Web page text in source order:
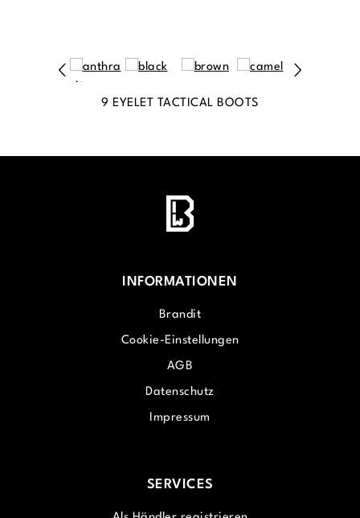
9 EYELET TACTICAL BOOTS
INFORMATIONEN
Brandit
Cookie-Einstellungen
AGB
Datenschutz
Impressum
SERVICES